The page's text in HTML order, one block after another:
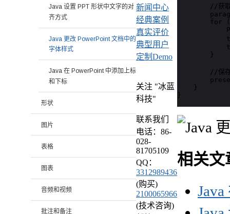
//获取
for
        }
//保
    }
}
相关文
Java 设置 PPT 形状中文字的对
齐方式
Java 更改 PowerPoint 文档中的
字体样式
Java 在 PowerPoint 中添加上标
和下标
形状
图片
表格
图表
音频和视频
批注和备注
新闻中心
经典案例
真实评价
典型用户
定制Demo
关注 "冰蓝
科技"
联系我们
电话：86-
028-
81705109
QQ：
3312989436
(购买)
2100065966
(技术咨询)